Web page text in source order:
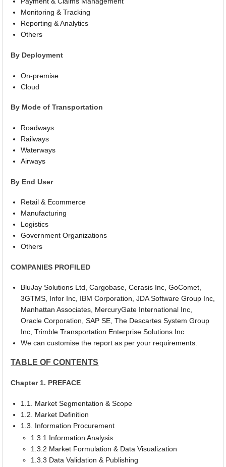
Monitoring & Tracking
Reporting & Analytics
Others
By Deployment
On-premise
Cloud
By Mode of Transportation
Roadways
Railways
Waterways
Airways
By End User
Retail & Ecommerce
Manufacturing
Logistics
Government Organizations
Others
COMPANIES PROFILED
BluJay Solutions Ltd, Cargobase, Cerasis Inc, GoComet,
3GTMS, Infor Inc, IBM Corporation, JDA Software Group Inc,
Manhattan Associates, MercuryGate International Inc,
Oracle Corporation, SAP SE, The Descartes System Group
Inc, Trimble Transportation Enterprise Solutions Inc
We can customise the report as per your requirements.
TABLE OF CONTENTS
Chapter 1. PREFACE
1.1. Market Segmentation & Scope
1.2. Market Definition
1.3. Information Procurement
1.3.1 Information Analysis
1.3.2 Market Formulation & Data Visualization
1.3.3 Data Validation & Publishing